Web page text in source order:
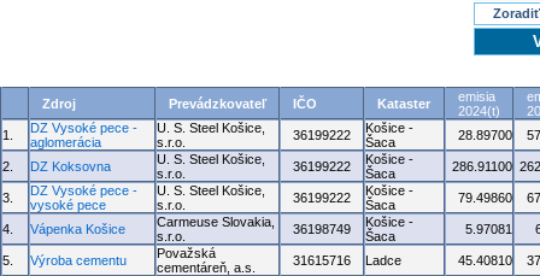
Zdroj Prevádzkovateľ IČO Kataster
emisia
2024(t)
1.
DZ Vysoké pece -
aglomerácia
U. S. Steel Košice,
s.r.o.
36199222
Košice -
Šaca
28.89700
2. DZ Koksovna
U. S. Steel Košice,
s.r.o.
36199222
Košice -
Šaca
286.91100
3.
DZ Vysoké pece -
vysoké pece
U. S. Steel Košice,
s.r.o.
36199222
Košice -
Šaca
79.49860
4. Vápenka Košice
Carmeuse Slovakia,
s.r.o.
36198749
Košice -
Šaca
5.97081
5. Výroba cementu
Považská
cementáreň, a.s.
31615716 Ladce 45.40810